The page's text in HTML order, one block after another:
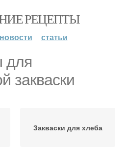
РЕЦЕПТЫ
новости статьи
для
закваски
Закваски для хлеба